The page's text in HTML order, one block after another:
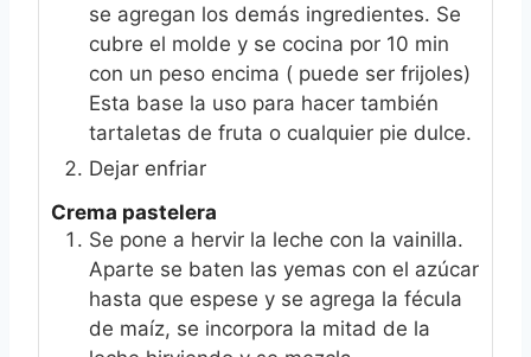
se agregan los demás ingredientes. Se
cubre el molde y se cocina por 10 min
con un peso encima ( puede ser frijoles)
Esta base la uso para hacer también
tartaletas de fruta o cualquier pie dulce.
Dejar enfriar
Crema pastelera
Se pone a hervir la leche con la vainilla.
Aparte se baten las yemas con el azúcar
hasta que espese y se agrega la fécula
de maíz, se incorpora la mitad de la